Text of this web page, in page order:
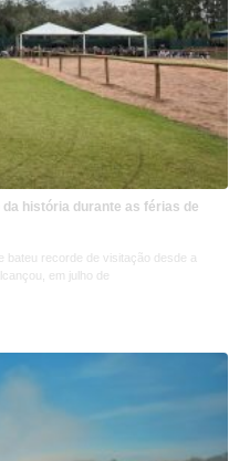
história durante as férias de
bateu recorde de visitação desde a
em julho de